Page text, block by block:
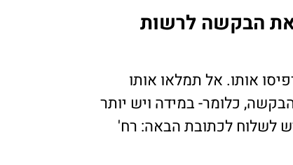
הבקשה לרשות
אותו. אל תמלאו אותו
כלומר- במידה ויש יותר
לשלוח לכתובת הבאה: רח'